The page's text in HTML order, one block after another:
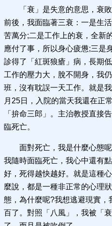
「衰」是失意的意思，衰
前後，我面臨著三衰：一是生
苦萬分;二是工作上的衰，全新
應付了事，所以身心疲憊;三是
診得了「紅斑狼瘡」病，長期
工作的壓力大，脫不開身，我
班，沒有耽誤一天工作。就是
月25日，入院的當天我還在正
「拚命三郎」。主治教授直接
臨死亡。
面對死亡，我是什麼心態
我隨時面臨死亡，我心中還有
好，死得越快越好。就是這種
麼說，都是一種非正常的心理
態，為什麼呢?我想逃避現實，
百了。對照「八風」，我被「